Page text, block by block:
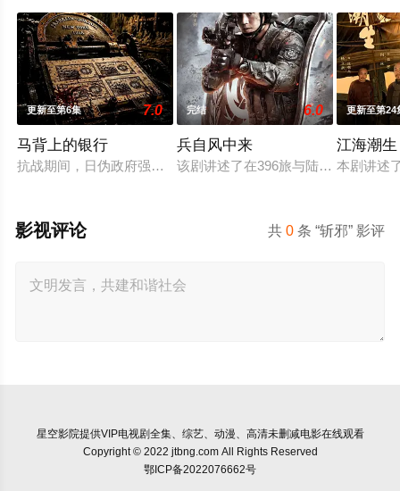
更新至第6集 7.0
马背上的银行
抗战期间，日伪政府强行推广、使用由“中国准备银行”发行的
完结 6.0
兵自风中来
该剧讲述了在396旅与陆军步兵学院
更新至第24
江海潮生
本剧讲述
共0 条 “斩邪” 影评
影视评论
星空影院提供VIP电视剧全集、综艺、动漫、高清未删减电影在线观看
Copyright © 2022 jtbng.com All Rights Reserved
鄂ICP备2022076662号